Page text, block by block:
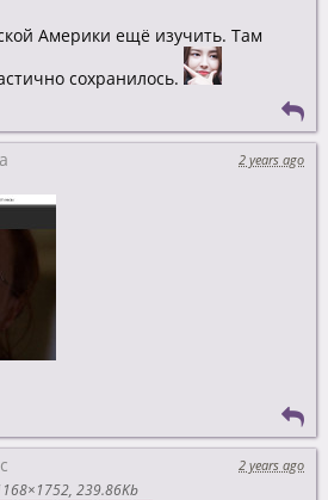
Америки ещё изучить. Там
сохранилось.
2 years ago
2 years ago
239.86Kb